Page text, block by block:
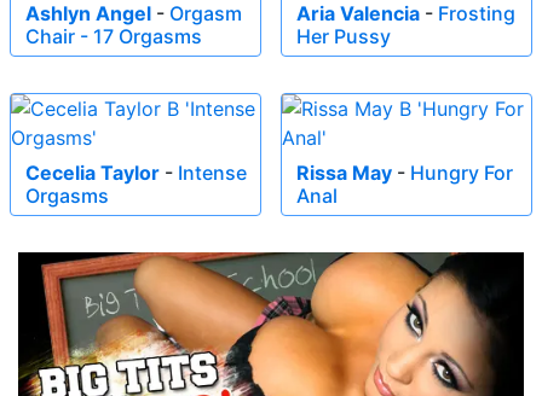
Ashlyn Angel - Orgasm
Chair - 17 Orgasms
Aria Valencia - Frosting
Her Pussy
Cecelia Taylor - Intense
Orgasms
Rissa May - Hungry For
Anal